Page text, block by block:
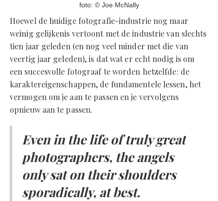
foto: © Joe McNally
Hoewel de huidige fotografie-industrie nog maar
weinig gelijkenis vertoont met de industrie van slechts
tien jaar geleden (en nog veel minder met die van
veertig jaar geleden), is dat wat er echt nodig is om
een succesvolle fotograaf te worden hetzelfde: de
karaktereigenschappen, de fundamentele lessen, het
vermogen om je aan te passen en je vervolgens
opnieuw aan te passen.
Even in the life of truly great
photographers, the angels
only sat on their shoulders
sporadically, at best.